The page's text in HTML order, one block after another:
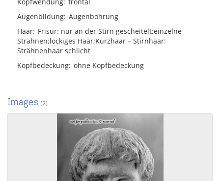
Augenbildung Augenbohrung
Haar Frisur nur an der Stirn gescheitelt;einzelne
Strähnen;lockiges Haar;Kurzhaar
Stirnhaar
Strähnenhaar schlicht
Kopfbedeckung ohne Kopfbedeckung
Images (2)